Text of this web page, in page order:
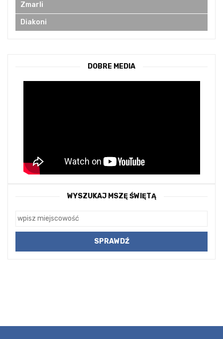
Zmarli
Diakoni
DOBRE MEDIA
WYSZUKAJ MSZĘ ŚWIĘTĄ